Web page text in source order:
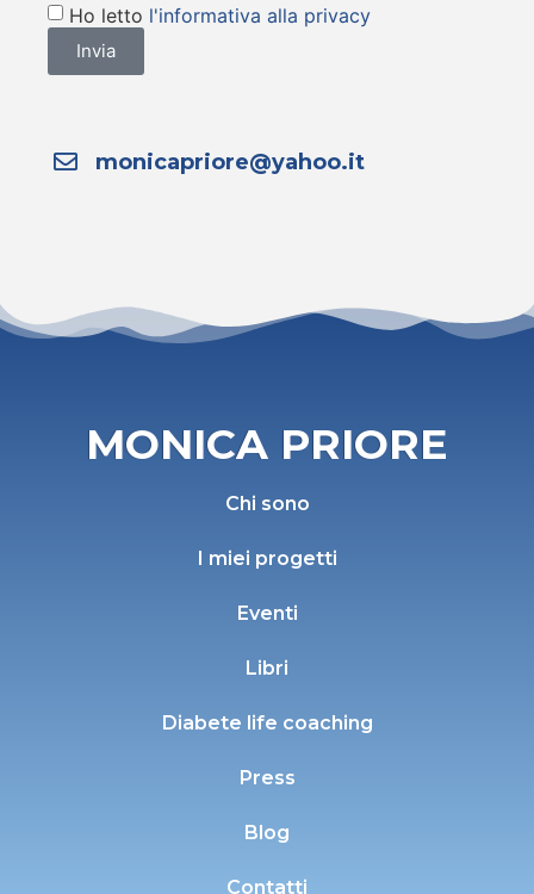
Ho letto l'informativa alla privacy
Invia
monicapriore@yahoo.it
MONICA PRIORE
Chi sono
I miei progetti
Eventi
Libri
Diabete life coaching
Press
Blog
Contatti